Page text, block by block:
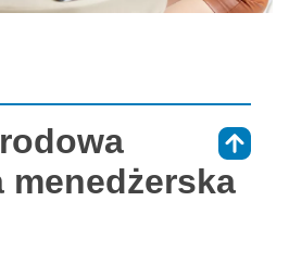
menedżerska